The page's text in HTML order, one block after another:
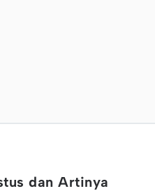
dan Artinya